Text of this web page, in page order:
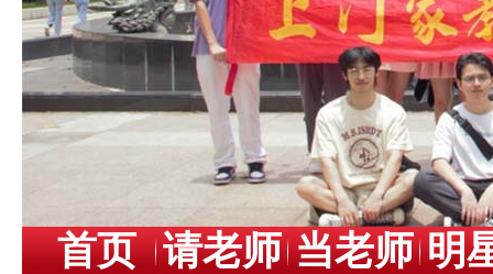
首页 请老师 当老师 明